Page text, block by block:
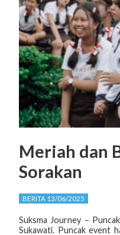
Meriah dan
Sorakan
BERITA 13/06/2025
Suksma Journey – Puncak
Sukawati. Puncak event